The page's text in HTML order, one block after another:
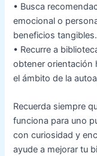
• Busca
emocional o
beneficios tangibles.
• Recurre a
obtener orientación
el ámbito de la
Recuerda siempre
funciona para uno
con curiosidad y
ayude a mejorar tu